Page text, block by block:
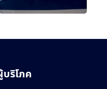
ริโภค